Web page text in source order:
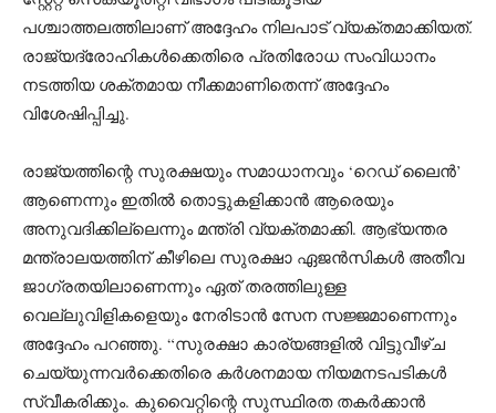
പശ്ചാത്തലത്തിലാണ് അദ്ദേഹം നിലപാട് വ്യക്തമാക്കിയത്.
രാജ്യദ്രോഹികൾക്കെതിരെ പ്രതിരോധ സംവിധാനം
നടത്തിയ ശക്തമായ നീക്കമാണിതെന്ന് അദ്ദേഹം
വിശേഷിപ്പിച്ചു.
രാജ്യത്തിന്റെ സുരക്ഷയും സമാധാനവും ‘റെഡ് ലൈൻ’
ആണെന്നും ഇതിൽ തൊട്ടുകളിക്കാൻ ആരെയും
അനുവദിക്കില്ലെന്നും മന്ത്രി വ്യക്തമാക്കി. ആഭ്യന്തര
മന്ത്രാലയത്തിന് കീഴിലെ സുരക്ഷാ ഏജൻസികൾ അതീവ
ജാഗ്രതയിലാണെന്നും ഏത് തരത്തിലുള്ള
വെല്ലുവിളികളെയും നേരിടാൻ സേന സജ്ജമാണെന്നും
അദ്ദേഹം പറഞ്ഞു. “സുരക്ഷാ കാര്യങ്ങളിൽ വിട്ടുവീഴ്ച
ചെയ്യുന്നവർക്കെതിരെ കർശനമായ നിയമനടപടികൾ
സ്വീകരിക്കും. കുവൈറ്റിന്റെ സുസ്ഥിരത തകർക്കാൻ